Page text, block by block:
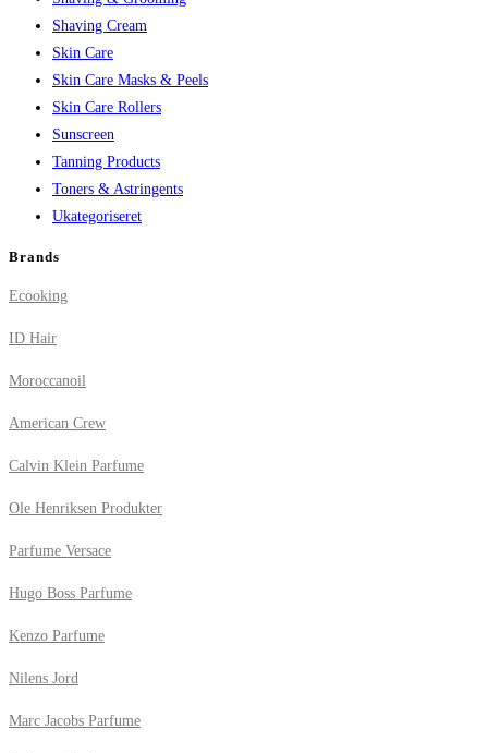
Shaving Cream
Skin Care
Skin Care Masks & Peels
Skin Care Rollers
Sunscreen
Tanning Products
Toners & Astringents
Ukategoriseret
Brands
Ecooking
ID Hair
Moroccanoil
American Crew
Calvin Klein Parfume
Ole Henriksen Produkter
Parfume Versace
Hugo Boss Parfume
Kenzo Parfume
Nilens Jord
Marc Jacobs Parfume